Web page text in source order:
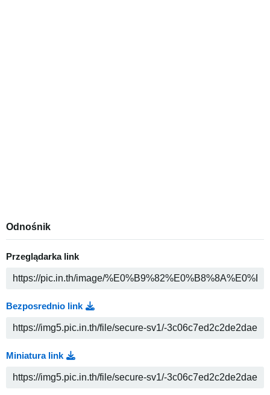
Odnośnik
Przeglądarka link
Bezposrednio link
Miniatura link